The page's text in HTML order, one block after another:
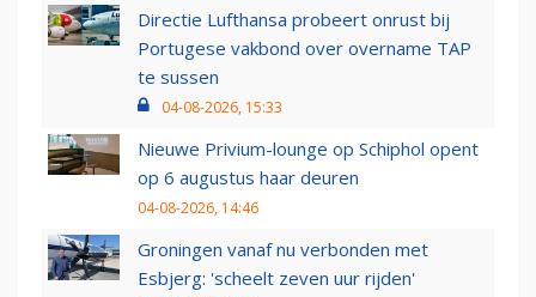
Directie Lufthansa probeert onrust bij
Portugese vakbond over overname TAP
te sussen
04-08-2026, 15:33
Nieuwe Privium-lounge op Schiphol opent
op 6 augustus haar deuren
04-08-2026, 14:46
Groningen vanaf nu verbonden met
Esbjerg: 'scheelt zeven uur rijden'